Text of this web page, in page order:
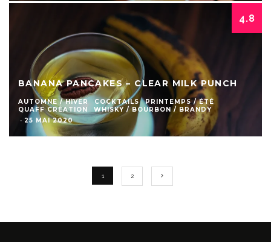
4.8
BANANA PANCAKES – CLEAR MILK PUNCH
AUTOMNE / HIVER COCKTAILS
PRINTEMPS / ÉTÉ
QUAFF CRÉATION
WHISKY / BOURBON / BRANDY
· 25 MAI 2020
1 2